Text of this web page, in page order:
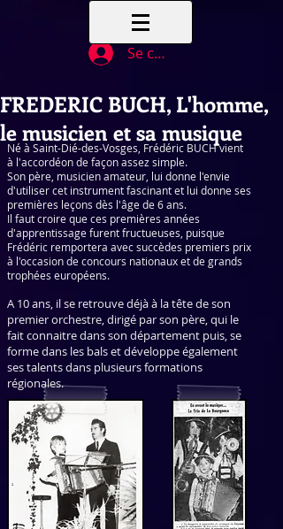
Se connecter
FREDERIC BUCH, L'homme,
le musicien et sa musique
Né à Saint-Dié-des-Vosges, Frédéric BUCH vient
à l'accordéon de façon assez simple.
Son père, musicien amateur, lui donne l'envie
d'utiliser cet instrument fascinant et lui donne ses
premières leçons dès l'âge de 6 ans.
Il faut croire que ces premières années
d'apprentissage furent fructueuses, puisque
Frédéric remportera avec succèdes premiers prix
à l'occasion de concours nationaux et de grands
trophées européens.
A 10 ans, il se retrouve déjà à la tête de son
premier orchestre, dirigé par son père, qui le
fait connaitre dans son département puis, se
forme dans les bals et développe également
ses talents dans plusieurs formations
régionales.